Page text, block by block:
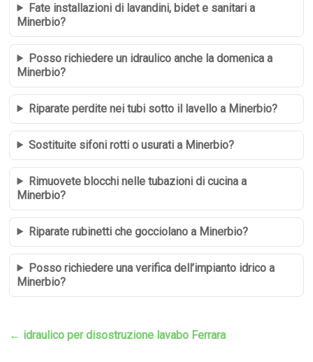
Fate installazioni di lavandini, bidet e sanitari a
Minerbio?
Posso richiedere un idraulico anche la domenica a
Minerbio?
Riparate perdite nei tubi sotto il lavello a Minerbio?
Sostituite sifoni rotti o usurati a Minerbio?
Rimuovete blocchi nelle tubazioni di cucina a
Minerbio?
Riparate rubinetti che gocciolano a Minerbio?
Posso richiedere una verifica dell’impianto idrico a
Minerbio?
← idraulico per disostruzione lavabo Ferrara